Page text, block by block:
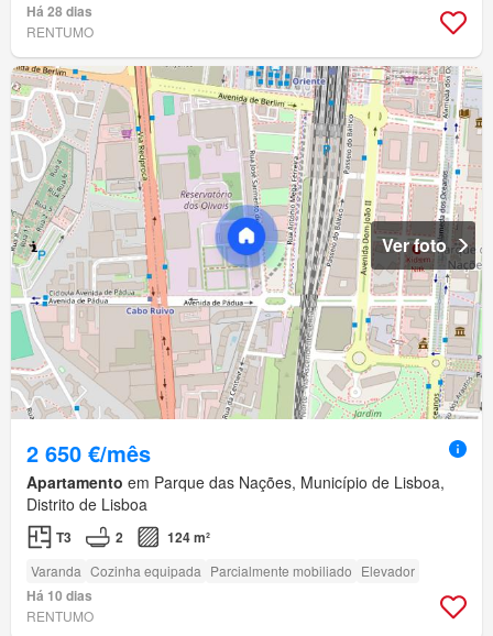
Há 28 dias
RENTUMO
Ver foto
2 650 €/mês
Apartamento em Parque das Nações, Município de Lisboa,
Distrito de Lisboa
T3 2 124 m²
Varanda Cozinha equipada Parcialmente mobiliado Elevador
Há 10 dias
RENTUMO